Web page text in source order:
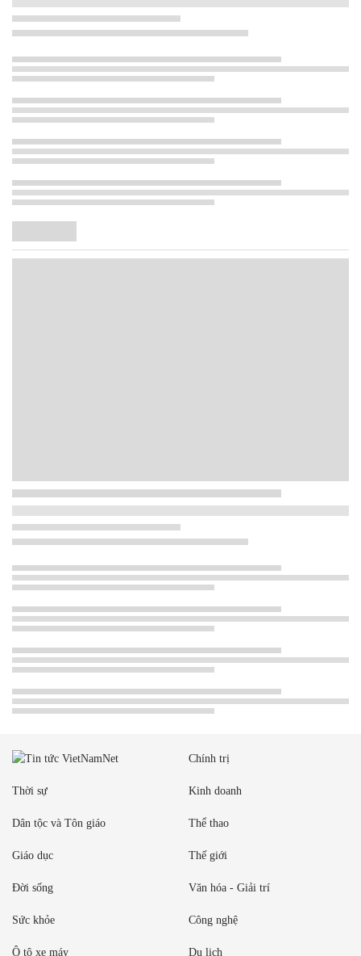
Chính trị
Thời sự Kinh doanh
Dân tộc và Tôn giáo Thể thao
Giáo dục Thế giới
Đời sống Văn hóa - Giải trí
Sức khỏe Công nghệ
Ô tô xe máy Du lịch